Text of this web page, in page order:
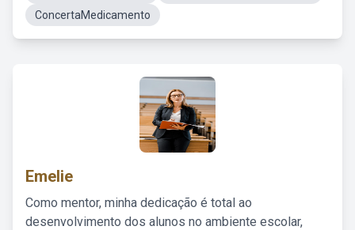
ConcertaMedicamento
Emelie
Como mentor, minha dedicação é total ao
desenvolvimento dos alunos no ambiente escolar,